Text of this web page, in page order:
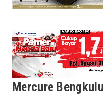
Mercure